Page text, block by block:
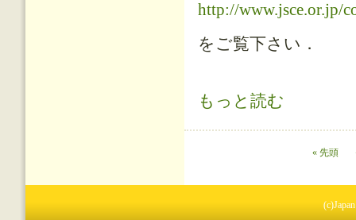
http://www.jsce.or.jp/
をご覧下さい．
「繊維補強コンクリートの構造利
課題）」のお知らせ について
もっと読む
« 先頭